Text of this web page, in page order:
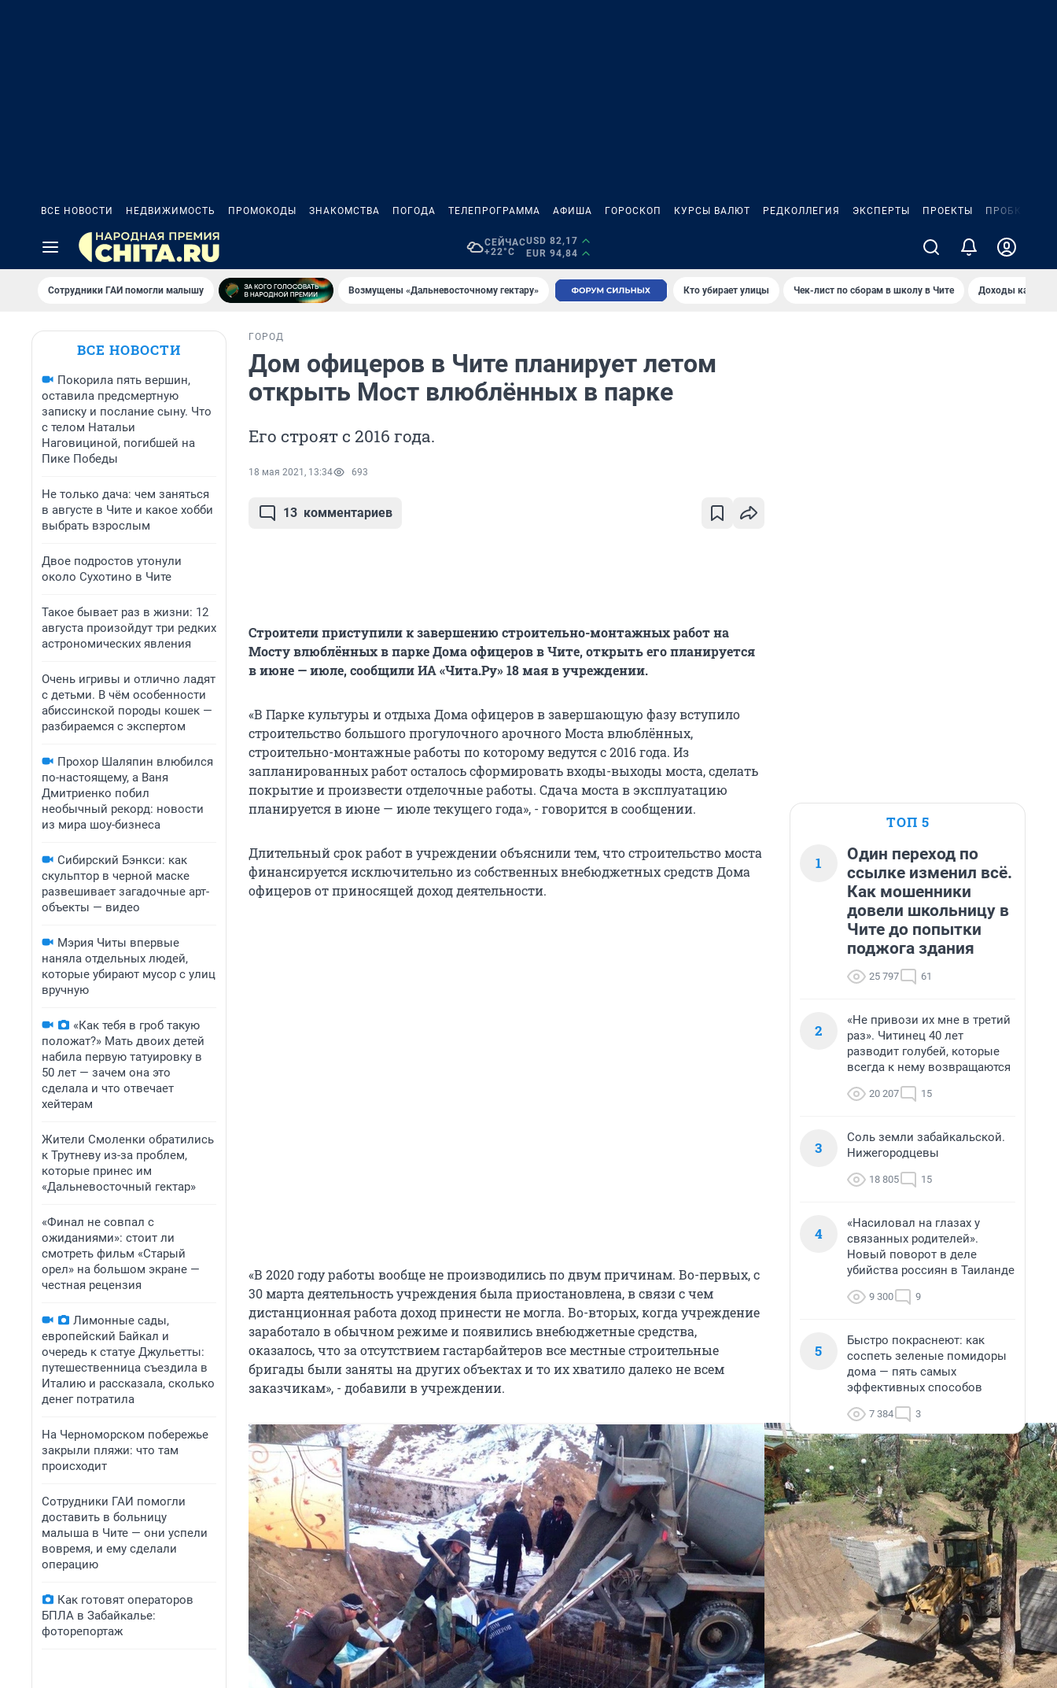
ВСЕ НОВОСТИ НЕДВИЖИМОСТЬ ПРОМОКОДЫ ЗНАКОМСТВА ПОГОДА ТЕЛЕПРОГРАММА АФИША ГОРОСКОП КУРСЫ ВАЛЮТ РЕДКОЛЛЕГИЯ ЭКСПЕРТЫ ПРОЕКТЫ ПРОБКИ
СЕЙЧАС
+22°C
USD 82,17
EUR 94,84
Сотрудники ГАИ помогли малышу Возмущены «Дальневосточному гектару» Кто убирает улицы Чек-лист по сборам в школу в Чите Доходы
ВСЕ НОВОСТИ
Покорила пять вершин,
оставила предсмертную
записку и послание сыну. Что
с телом Натальи
Наговициной, погибшей на
Пике Победы
Не только дача: чем заняться
в августе в Чите и какое хобби
выбрать взрослым
Двое подростов утонули
около Сухотино в Чите
Такое бывает раз в жизни: 12
августа произойдут три редких
астрономических явления
Очень игривы и отлично ладят
с детьми. В чём особенности
абиссинской породы кошек —
разбираемся с экспертом
Прохор Шаляпин влюбился
по-настоящему, а Ваня
Дмитриенко побил
необычный рекорд: новости
из мира шоу-бизнеса
Сибирский Бэнкси: как
скульптор в черной маске
развешивает загадочные арт-
объекты — видео
Мэрия Читы впервые
наняла отдельных людей,
которые убирают мусор с улиц
вручную
«Как тебя в гроб такую
положат?» Мать двоих детей
набила первую татуировку в
50 лет — зачем она это
сделала и что отвечает
хейтерам
Жители Смоленки обратились
к Трутневу из-за проблем,
которые принес им
«Дальневосточный гектар»
«Финал не совпал с
ожиданиями»: стоит ли
смотреть фильм «Старый
орел» на большом экране —
честная рецензия
Лимонные сады,
европейский Байкал и
очередь к статуе Джульетты:
путешественница съездила в
Италию и рассказала, сколько
денег потратила
На Черноморском побережье
закрыли пляжи: что там
происходит
Сотрудники ГАИ помогли
доставить в больницу
малыша в Чите — они успели
вовремя, и ему сделали
операцию
Как готовят операторов
БПЛА в Забайкалье:
фоторепортаж
ГОРОД
Дом офицеров в Чите планирует летом
открыть Мост влюблённых в парке
Его строят с 2016 года.
18 мая 2021, 13:34 693
13 комментариев
Строители приступили к завершению строительно-монтажных работ на
Мосту влюблённых в парке Дома офицеров в Чите, открыть его планируется
в июне — июле, сообщили ИА «Чита.Ру» 18 мая в учреждении.
«В Парке культуры и отдыха Дома офицеров в завершающую фазу вступило
строительство большого прогулочного арочного Моста влюблённых,
строительно-монтажные работы по которому ведутся с 2016 года. Из
запланированных работ осталось сформировать входы-выходы моста, сделать
покрытие и произвести отделочные работы. Сдача моста в эксплуатацию
планируется в июне — июле текущего года», - говорится в сообщении.
Длительный срок работ в учреждении объяснили тем, что строительство моста
финансируется исключительно из собственных внебюджетных средств Дома
офицеров от приносящей доход деятельности.
«В 2020 году работы вообще не производились по двум причинам. Во-первых, с
30 марта деятельность учреждения была приостановлена, в связи с чем
дистанционная работа доход принести не могла. Во-вторых, когда учреждение
заработало в обычном режиме и появились внебюджетные средства,
оказалось, что за отсутствием гастарбайтеров все местные строительные
бригады были заняты на других объектах и то их хватило далеко не всем
заказчикам», - добавили в учреждении.
ТОП 5
1
Один переход по
ссылке изменил всё.
Как мошенники
довели школьницу в
Чите до попытки
поджога здания
25 797 61
2
«Не привози их мне в третий
раз». Читинец 40 лет
разводит голубей, которые
всегда к нему возвращаются
20 207 15
3
Соль земли забайкальской.
Нижегородцевы
18 805 15
4
«Насиловал на глазах у
связанных родителей».
Новый поворот в деле
убийства россиян в Таиланде
9 300 9
5
Быстро покраснеют: как
соспеть зеленые помидоры
дома — пять самых
эффективных способов
7 384 3